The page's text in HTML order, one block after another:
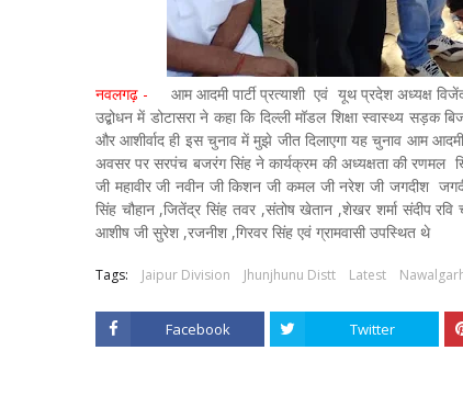
नवलगढ़ - आम आदमी पार्टी प्रत्याशी एवं यूथ प्रदेश अध्यक्ष
उद्बोधन में डोटासरा ने कहा कि दिल्ली मॉडल शिक्षा स्वास्थ्य सड़क
और आशीर्वाद ही इस चुनाव में मुझे जीत दिलाएगा यह चुनाव आम
अवसर पर सरपंच बजरंग सिंह ने कार्यक्रम की अध्यक्षता की रणमल
जी महावीर जी नवीन जी किशन जी कमल जी नरेश जी जगदीश
सिंह चौहान ,जितेंद्र सिंह तवर ,संतोष खेतान ,शेखर शर्मा संदीप
आशीष जी सुरेश ,रजनीश ,गिरवर सिंह एवं ग्रामवासी उपस्थित थे
Tags: Jaipur Division Jhunjhunu Distt Latest
Facebook Twitter